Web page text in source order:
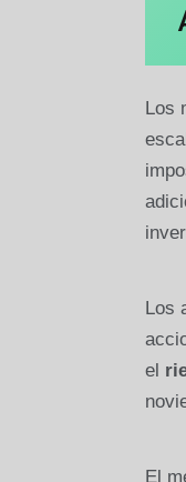
Los
Los
el
El